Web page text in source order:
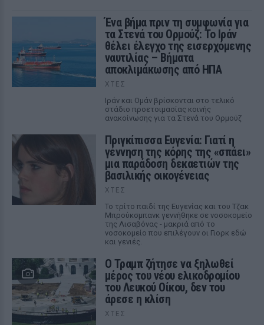
Ένα βήμα πριν τη συμφωνία για
τα Στενά του Ορμούζ: Το Ιράν
θέλει έλεγχο της εισερχόμενης
ναυτιλίας – Βήματα
αποκλιμάκωσης από ΗΠΑ
ΧΤΕΣ
Ιράν και Ομάν βρίσκονται στο τελικό
στάδιο προετοιμασίας κοινής
ανακοίνωσης για τα Στενά του Ορμούζ
Πριγκίπισσα Ευγενία: Γιατί η
γέννηση της κόρης της «σπάει»
μια παράδοση δεκαετιών της
βασιλικής οικογένειας
ΧΤΕΣ
Το τρίτο παιδί της Ευγενίας και του Τζακ
Μπρούκσμπανκ γεννήθηκε σε νοσοκομείο
της Λισαβόνας - μακριά από το
νοσοκομείο που επιλέγουν οι Γιορκ εδώ
και γενιές.
Ο Τραμπ ζήτησε να ξηλωθεί
μέρος του νέου ελικοδρομίου
του Λευκού Οίκου, δεν του
άρεσε η κλίση
ΧΤΕΣ